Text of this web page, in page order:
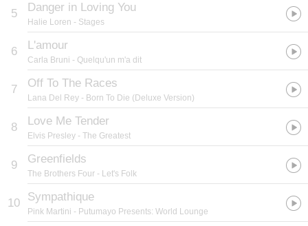
5 Danger in Loving You
Halie Loren - Stages
6 L'amour
Carla Bruni - Quelqu'un m'a dit
7 Off To The Races
Lana Del Rey - Born To Die (Deluxe Version)
8 Love Me Tender
Elvis Presley - The Greatest
9 Greenfields
The Brothers Four - Let's Folk
10 Sympathique
Pink Martini - Putumayo Presents: World Lounge